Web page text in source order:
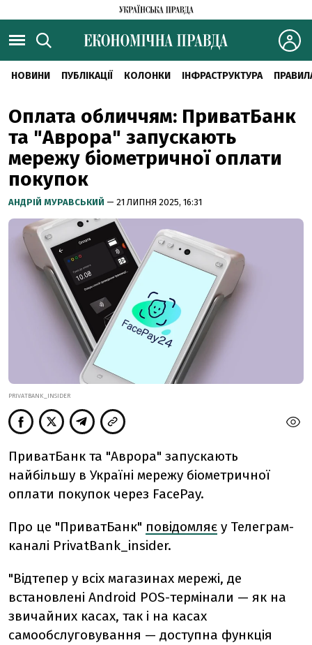
НОВИНИ ПУБЛІКАЦІЇ КОЛОНКИ ІНФРАСТРУКТУРА
Оплата обличчям: ПриватБанк
та "Аврора" запускають
мережу біометричної оплати
покупок
АНДРІЙ МУРАВСЬКИЙ — 21 ЛИПНЯ 2025, 16:31
PRIVATBANK_INSIDER
ПриватБанк та "Аврора" запускають
найбільшу в Україні мережу біометричної
оплати покупок через FacePay.
Про це "ПриватБанк" повідомляє у Телеграм-
каналі PrivatBank_insider.
"Відтепер у всіх магазинах мережі, де
встановлені Android POS-термінали — як на
звичайних касах, так і на касах
самообслуговування — доступна функція